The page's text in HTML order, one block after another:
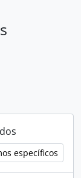
específicos